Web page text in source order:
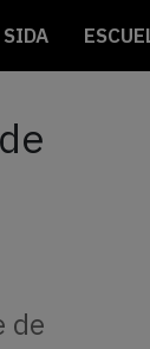
de